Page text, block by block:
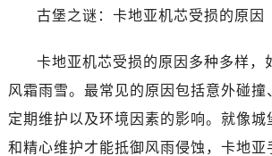
古堡之谜：卡地亚机芯受损的原因
卡地亚机芯受损的原因多种多样，
风霜雨雪。最常见的原因包括意外碰撞
定期维护以及环境因素的影响。就像城
和精心维护才能抵御风雨侵蚀，卡地亚